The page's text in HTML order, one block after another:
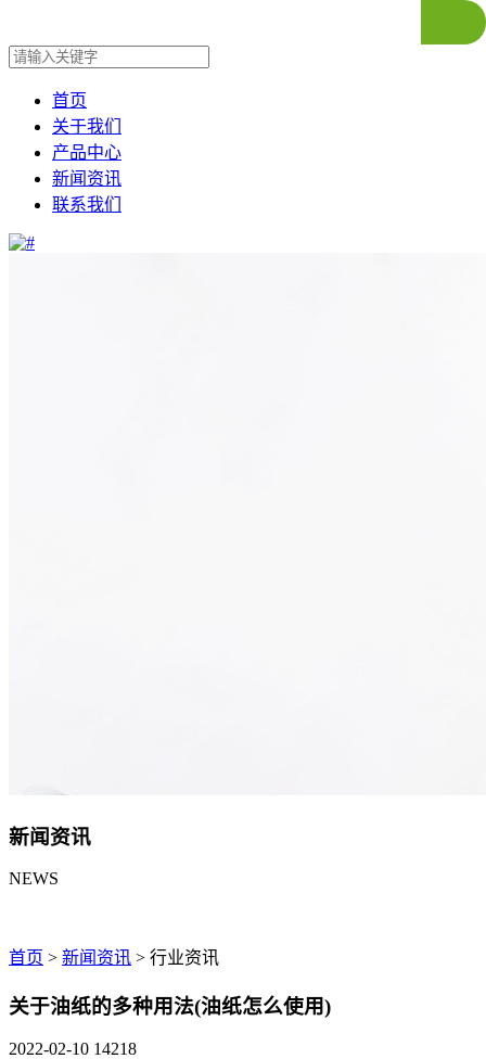
首页
关于我们
产品中心
新闻资讯
联系我们
新闻资讯
NEWS
首页 > 新闻资讯 > 行业资讯
关于油纸的多种用法(油纸怎么使用)
2022-02-10 14218